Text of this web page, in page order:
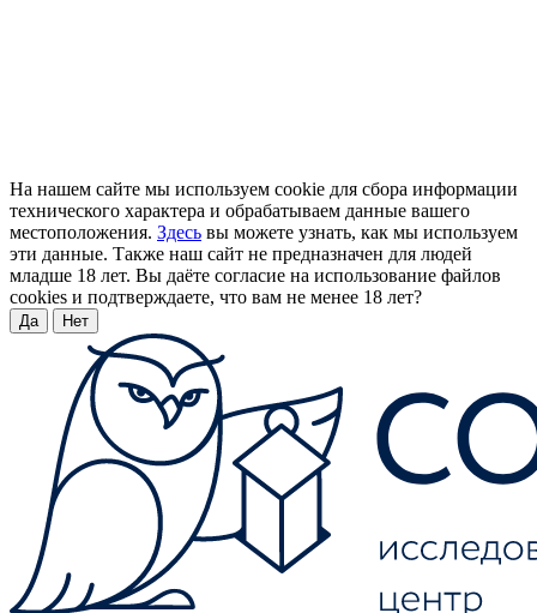
На нашем сайте мы используем cookie для сбора информации
технического характера и обрабатываем данные вашего
местоположения. Здесь вы можете узнать, как мы используем
эти данные. Также наш сайт не предназначен для людей
младше 18 лет. Вы даёте согласие на использование файлов
cookies и подтверждаете, что вам не менее 18 лет?
Да Нет